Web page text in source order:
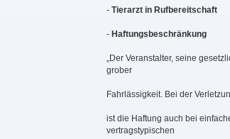
- Tierarzt in Rufbereitschaft
- Haftungsbeschränkung
„Der Veranstalter, seine
grober
Fahrlässigkeit. Bei der
ist die Haftung auch bei
vertragstypischen